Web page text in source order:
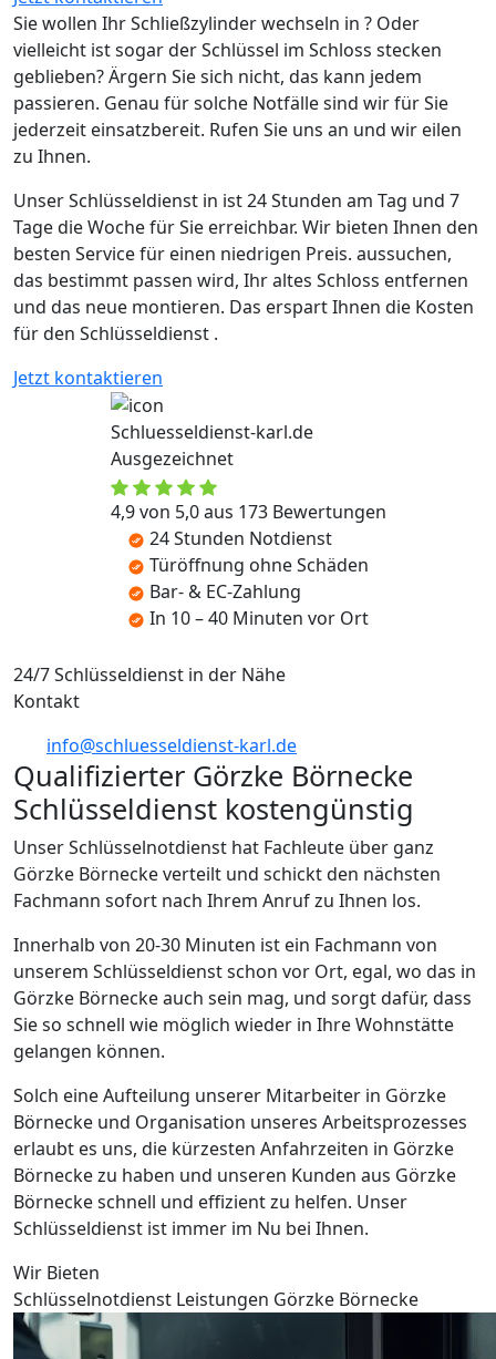
Sie wollen Ihr Schließzylinder wechseln in ? Oder
vielleicht ist sogar der Schlüssel im Schloss stecken
geblieben? Ärgern Sie sich nicht, das kann jedem
passieren. Genau für solche Notfälle sind wir für Sie
jederzeit einsatzbereit. Rufen Sie uns an und wir eilen
zu Ihnen.
Unser Schlüsseldienst in ist 24 Stunden am Tag und 7
Tage die Woche für Sie erreichbar. Wir bieten Ihnen den
besten Service für einen niedrigen Preis. aussuchen,
das bestimmt passen wird, Ihr altes Schloss entfernen
und das neue montieren. Das erspart Ihnen die Kosten
für den Schlüsseldienst .
Jetzt kontaktieren
Schluesseldienst-karl.de
Ausgezeichnet
4,9 von 5,0 aus 173 Bewertungen
24 Stunden Notdienst
Türöffnung ohne Schäden
Bar- & EC-Zahlung
In 10 – 40 Minuten vor Ort
24/7 Schlüsseldienst in der Nähe
Kontakt
info@schluesseldienst-karl.de
Qualifizierter Görzke Börnecke
Schlüsseldienst kostengünstig
Unser Schlüsselnotdienst hat Fachleute über ganz
Görzke Börnecke verteilt und schickt den nächsten
Fachmann sofort nach Ihrem Anruf zu Ihnen los.
Innerhalb von 20-30 Minuten ist ein Fachmann von
unserem Schlüsseldienst schon vor Ort, egal, wo das in
Görzke Börnecke auch sein mag, und sorgt dafür, dass
Sie so schnell wie möglich wieder in Ihre Wohnstätte
gelangen können.
Solch eine Aufteilung unserer Mitarbeiter in Görzke
Börnecke und Organisation unseres Arbeitsprozesses
erlaubt es uns, die kürzesten Anfahrzeiten in Görzke
Börnecke zu haben und unseren Kunden aus Görzke
Börnecke schnell und effizient zu helfen. Unser
Schlüsseldienst ist immer im Nu bei Ihnen.
Wir Bieten
Schlüsselnotdienst Leistungen Görzke Börnecke